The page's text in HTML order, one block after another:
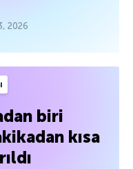
2026
biri
kısa